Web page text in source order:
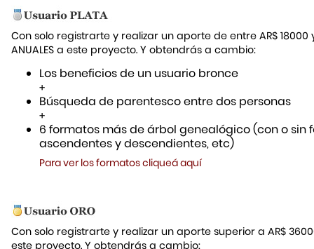
Con solo registrarte y realizar un aporte de entre AR$ 18000
ANUALES a este proyecto. Y obtendrás a cambio:
Los beneficios de un usuario bronce
+
Búsqueda de parentesco entre dos personas
+
6 formatos más de árbol genealógico (con o sin
ascendentes y descendientes, etc)
Para ver los formatos cliqueá aquí
Con solo registrarte y realizar un aporte superior a AR$
este proyecto. Y obtendrás a cambio: